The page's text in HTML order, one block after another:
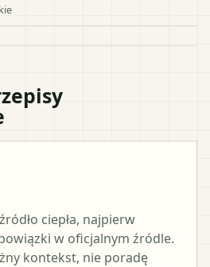
ciepła, najpierw
w oficjalnym źródle.
kontekst, nie poradę